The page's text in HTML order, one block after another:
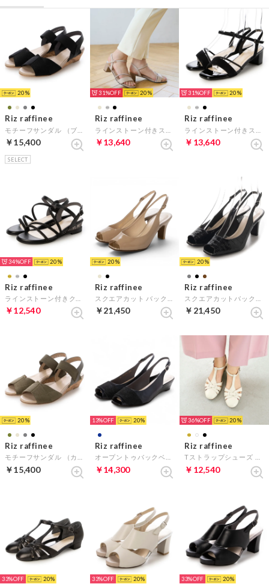
20
Riz raffinee
￥15,400
SELECT
31% 20
Riz raffinee
￥13,640
31% 20
Riz raffinee
￥13,640
34% 20
Riz raffinee
￥12,540
20
Riz raffinee
￥21,450
20
Riz raffinee
￥21,450
20
Riz raffinee
￥15,400
13% 20
Riz raffinee
￥14,300
36% 20
Riz raffinee
￥12,540
33% 20 33% 20 33% 20